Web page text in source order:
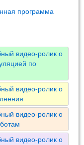
программа
видео-ролик о
по
видео-ролик о
видео-ролик о
видео-ролик о